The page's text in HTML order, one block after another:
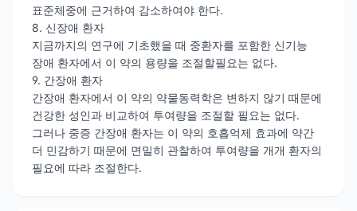
표준체중에 근거하여 감소하여야 한다.
8. 신장애 환자
지금까지의 연구에 기초했을 때 중환자를 포함한 신기능
장애 환자에서 이 약의 용량을 조절할필요는 없다.
9. 간장애 환자
간장애 환자에서 이 약의 약물동력학은 변하지 않기 때문에
건강한 성인과 비교하여 투여량을 조절할 필요는 없다.
그러나 중증 간장애 환자는 이 약의 호흡억제 효과에 약간
더 민감하기 때문에 면밀히 관찰하여 투여량을 개개 환자의
필요에 따라 조절한다.